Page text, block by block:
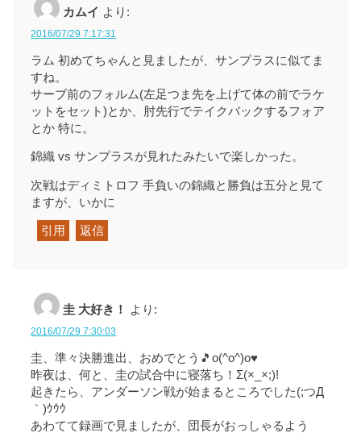
カムイ より:
2016/07/29 7:17:31
ラム 初めてちゃんと見ましたが、サンプラスに似てま
すね。
サーブ前のフォルム(左足つま先を上げて体の前でラケ
ットをセット)とか、肘先行でテイクバックするフォア
とか 特に。
錦織 vs サンプラスが見れたみたいで楽しかった。
次戦はディミトロフ 手負いの錦織と勝負は五分と見て
ますが、いかに
引用 返信
圭 大好き！ より:
2016/07/29 7:30:03
圭、準々決勝進出、おめでとう🎵o(^o^)o♥
昨夜は、何と、圭の試合中に寝落ち！Σ(×_×;)!
起きたら、アンダーソン戦が始まるところでした(;つД
｀)ｳｳｳ
あわてて録画で見ましたが、団長がおっしゃるよう